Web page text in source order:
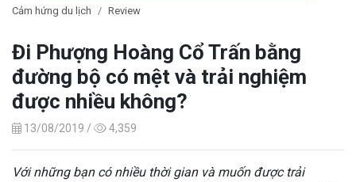
Cảm hứng du lịch Review
Đi Phượng Hoàng Cổ Trấn bằng
đường bộ có mệt và trải nghiệm
được nhiều không?
13/08/2019 / 4,359
Với những bạn có nhiều thời gian và muốn được trải